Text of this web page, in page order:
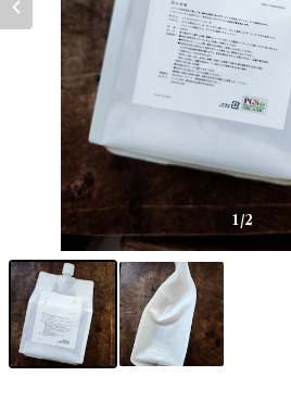
1/2